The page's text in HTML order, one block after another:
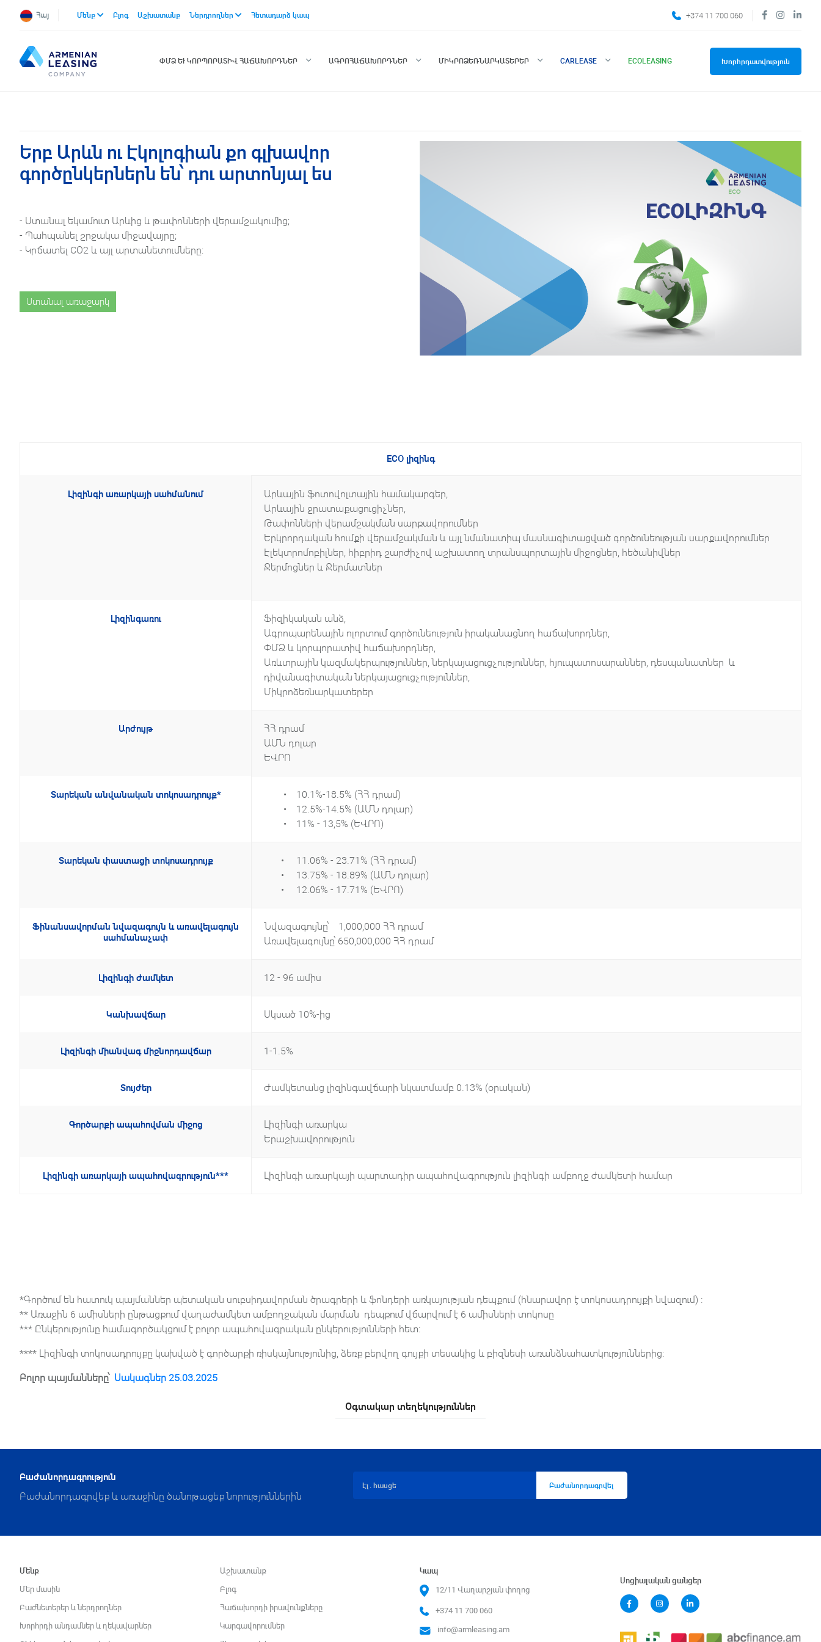
Հայ Մենք Բլոգ Աշխատանք Ներդրողներ Հետադարձ կապ +374 11 700 060
ՓՄՁ ԵՒ ԿՈՐՊՈՐԱՏԻՎ ՀԱՃԱԽՈՐԴՆԵՐ ԱԳՐՈՀԱՃԱԽՈՐԴՆԵՐ ՄԻԿՐՈՁԵՌՆԱՐԿԱՏԵՐԵՐ CARLEASE ECOLEASING Խորհրդատվություն
Երբ Արևն ու Էկոլոգիան քո գլխավոր
գործընկերներն են՝ դու արտոնյալ ես
- Ստանալ եկամուտ Արևից և թափոնների վերամշակումից;
- Պահպանել շրջակա միջավայրը;
- Կրճատել CO2 և այլ արտանետումները:
Ստանալ առաջարկ
ECO լիզինգ
Լիզինգի առարկայի սահմանում
Արևային ֆոտովոլտային համակարգեր,
Արևային ջրատաքացուցիչներ,
Թափոնների վերամշակման սարքավորումներ
Երկրորդական հումքի վերամշակման և այլ նմանատիպ մասնագիտացված գործունեության սարքավորումներ
Էլեկտրոմոբիլներ, հիբրիդ շարժիչով աշխատող տրանսպորտային միջոցներ, հեծանիվներ
Ջերմոցներ և Ջերմատներ
Լիզինգառու
Ֆիզիկական անձ,
Ագրոպարենային ոլորտում գործունեություն իրականացնող հաճախորդներ,
ՓՄՁ և կորպորատիվ հաճախորդներ,
Առևտրային կազմակերպություններ, ներկայացուցչություններ, հյուպատոսարաններ, դեսպանատներ և
դիվանագիտական ներկայացուցչություններ,
Միկրոձեռնարկատերեր
Արժույթ
ՀՀ դրամ
ԱՄՆ դոլար
ԵՎՐՈ
Տարեկան անվանական տոկոսադրույք*
• 10․1%-18.5% (ՀՀ դրամ)
• 12․5%-14.5% (ԱՄՆ դոլար)
• 11% - 13,5% (ԵՎՐՈ)
Տարեկան փաստացի տոկոսադրույք
• 11.06% - 23.71% (ՀՀ դրամ)
• 13.75% - 18.89% (ԱՄՆ դոլար)
• 12․06% - 17.71% (ԵՎՐՈ)
Ֆինանսավորման նվազագույն և առավելագույն
սահմանաչափ
Նվազագույնը՝ 1,000,000 ՀՀ դրամ
Առավելագույնը՝ 650,000,000 ՀՀ դրամ
Լիզինգի ժամկետ 12 - 96 ամիս
Կանխավճար Սկսած 10%-ից
Լիզինգի միանվագ միջնորդավճար 1-1․5%
Տույժեր Ժամկետանց լիզինգավճարի նկատմամբ 0․13% (օրական)
Գործարքի ապահովման միջոց
Լիզինգի առարկա
Երաշխավորություն
Լիզինգի առարկայի ապահովագրություն*** Լիզինգի առարկայի պարտադիր ապահովագրություն լիզինգի ամբողջ ժամկետի համար
*Գործում են հատուկ պայմաններ պետական սուբսիդավորման ծրագրերի և ֆոնդերի առկայության դեպքում (հնարավոր է տոկոսադրույքի նվազում) ։
** Առաջին 6 ամիսների ընթացքում վաղաժամկետ ամբողջական մարման դեպքում վճարվում է 6 ամիսների տոկոսը
*** Ընկերությունը համագործակցում է բոլոր ապահովագրական ընկերությունների հետ։
**** Լիզինգի տոկոսադրույքը կախված է գործարքի ռիսկայնությունից, ձեռք բերվող գույքի տեսակից և բիզնեսի առանձնահատկություններից։
Բոլոր պայմանները՝ Սակագներ 25.03.2025
Օգտակար տեղեկություններ
Բաժանորդագրություն
Բաժանորդագրվեք և առաջինը ծանոթացեք նորություններին
Բաժանորդագրվել
Մենք
Մեր մասին
Բաժնետերեր և ներդրողներ
Խորհրդի անդամներ և ղեկավարներ
Աշխատանք
Բլոգ
Հաճախորդի իրավունքները
Կարգավորումներ
Կապ
12/11 Վաղարշյան փողոց
+374 11 700 060
info@armleasing.am
Սոցիալական ցանցեր